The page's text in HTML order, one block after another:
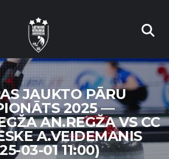
JAUKTO PĀRU
2025 —
AN.REGŽA VS CC
A.VEIDEMANIS
03-01 11:00)